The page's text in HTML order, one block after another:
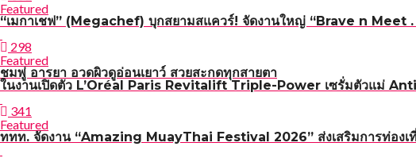
Featured
“เมกาเชฟ” (Megachef) บุกสยามสแควร์! จัดงานใหญ่ “Brave n Meet .
298
Featured
ชมพู่ อารยา อวดผิวดูอ่อนเยาว์ สวยสะกดทุกสายตา
ในงานเปิดตัว L’Oréal Paris Revitalift Triple-Power เซรั่มตัวแม่
341
Featured
ททท. จัดงาน “Amazing MuayThai Festival 2026” ส่งเสริมการท่อง